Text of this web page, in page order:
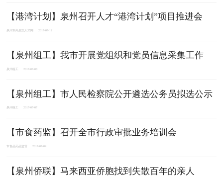
【港湾计划】泉州召开人才“港湾计划”项目推进会
泉州市高层次人才网 2017-07-12
【泉州组工】我市开展党组织和党员信息采集工作
泉州组工 2017-07-08
【泉州组工】市人民检察院公开遴选公务员拟选公示
泉州组工 2017-07-07
【市食药监】召开全市行政审批业务培训会
市食品药品监管 2017-07-04
【泉州侨联】马来西亚侨胞找到失散百年的亲人